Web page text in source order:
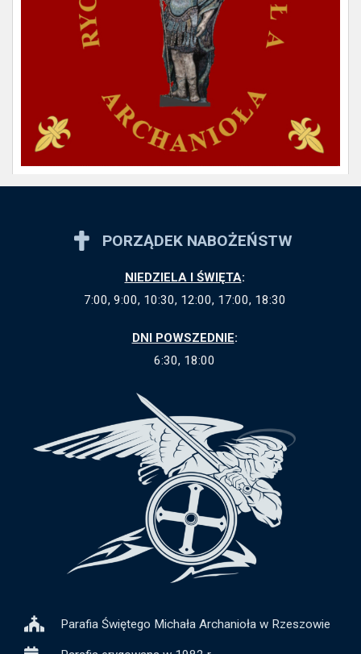
Parafia Świętego Michała Archanioła w Rzeszowie
PORZĄDEK NABOŻEŃSTW
NIEDZIELA I ŚWIĘTA:
7:00, 9:00, 10:30, 12:00, 17:00, 18:30
DNI POWSZEDNIE:
6:30, 18:00